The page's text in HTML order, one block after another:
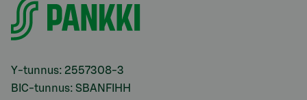
Y-tunnus: 2557308-3
BIC-tunnus: SBANFIHH